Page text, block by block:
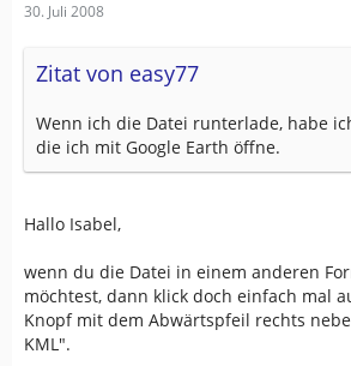
30. Juli 2008
Zitat von easy77
Wenn ich die Datei runterlade, habe
die ich mit Google Earth öffne.
Hallo Isabel,
wenn du die Datei in einem anderen
möchtest, dann klick doch einfach mal
Knopf mit dem Abwärtspfeil rechts
KML".